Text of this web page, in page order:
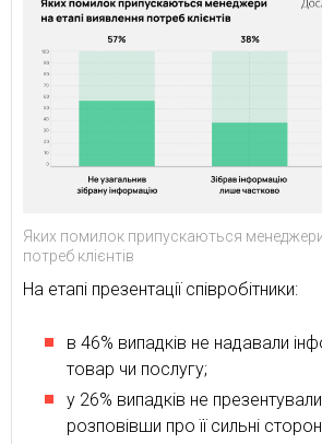
Яких помилок припускаються
потреб клієнтів
На етапі презентації співробітники:
в 46% випадків не надавали
товар чи послугу;
у 26% випадків не
розповівши про її сильні